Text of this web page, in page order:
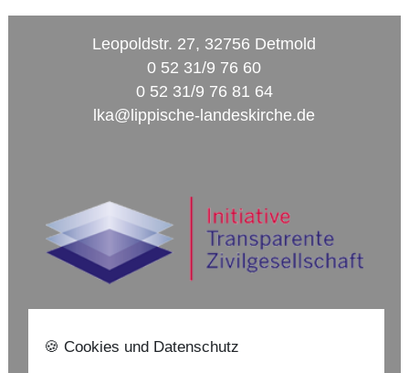
Leopoldstr. 27, 32756 Detmold
0 52 31/9 76 60
0 52 31/9 76 81 64
lka@lippische-landeskirche.de
🍪 Cookies und Datenschutz